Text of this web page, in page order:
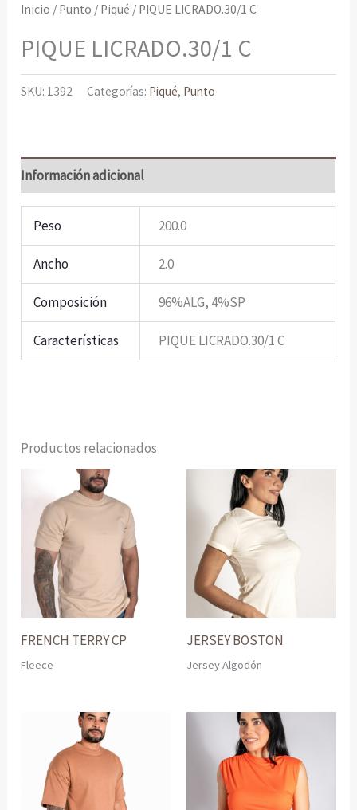
Inicio / Punto / Piqué / PIQUE LICRADO.30/1 C
PIQUE LICRADO.30/1 C
SKU: 1392 Categorías: Piqué, Punto
Información adicional
Peso 200.0
Ancho 2.0
Composición 96%ALG, 4%SP
Características PIQUE LICRADO.30/1 C
Productos relacionados
FRENCH TERRY CP
Fleece
JERSEY BOSTON
Jersey Algodón